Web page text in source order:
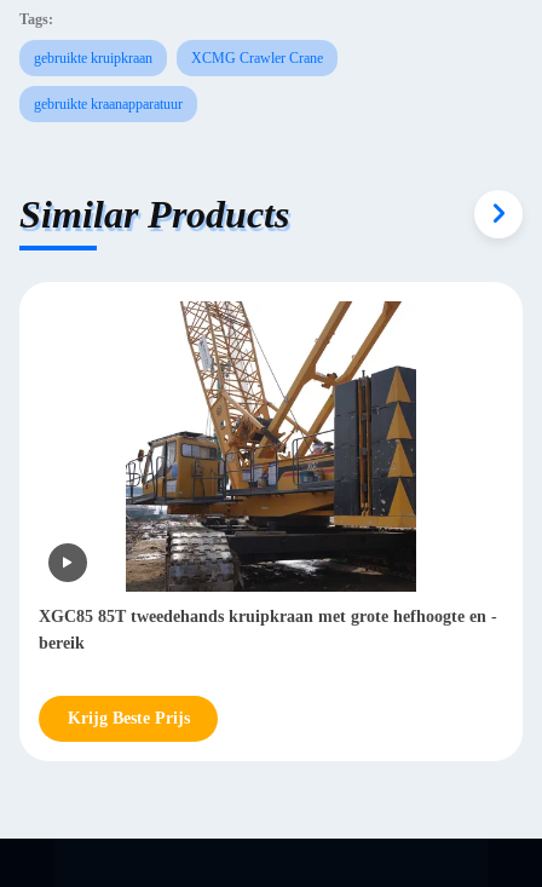
Tags:
gebruikte kruipkraan XCMG Crawler Crane
gebruikte kraanapparatuur
Similar Products
XGC85 85T tweedehands kruipkraan met grote hefhoogte en -
bereik
Krijg Beste Prijs